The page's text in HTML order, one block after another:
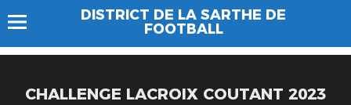
DISTRICT DE LA SARTHE DE
FOOTBALL
CHALLENGE LACROIX COUTANT 2023